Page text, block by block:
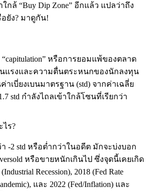
กล้ “Buy Dip Zone” อีกแล้ว แปลว่าถึง
ยัง? มาดูกัน!
หรือการยอมแพ้ของตลาด
แรงและความตื่นตระหนกของนักลงทุน
าเบี่ยงเบนมาตรฐาน (std) จากค่าเฉลี่ย
std กำลังไถลเข้าใกล้โซนที่เรียกว่า
ไร?
-2 std หรือต่ำกว่าในอดีต มักจะบ่งบอก
หรือขายหนักเกินไป ซึ่งจุดนี้เคยเกิด
Recession), 2018 (Fed Rate
และ 2022 (Fed/Inflation) และ